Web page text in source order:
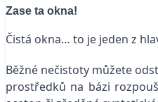
Zase ta okna!
Čistá okna… to je jeden z
Běžné nečistoty můžete
prostředků na bázi